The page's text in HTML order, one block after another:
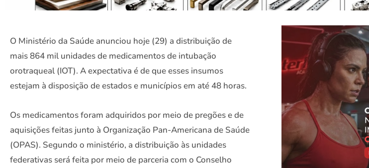
O Ministério da Saúde anunciou hoje (29) a distribuição de
mais 864 mil unidades de medicamentos de intubação
orotraqueal (IOT). A expectativa é de que esses insumos
estejam à disposição de estados e municípios em até 48 horas.
Os medicamentos foram adquiridos por meio de pregões e de
aquisições feitas junto à Organização Pan-Americana de Saúde
(OPAS). Segundo o ministério, a distribuição às unidades
federativas será feita por meio de parceria com o Conselho